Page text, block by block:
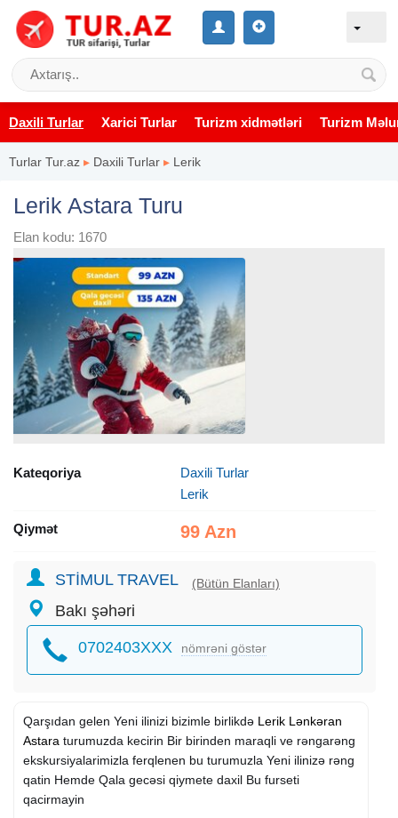
Daxili Turlar Xarici Turlar Turizm xidmətləri Turizm
Turlar Tur.az ▸ Daxili Turlar ▸ Lerik
Lerik Astara Turu
Elan kodu: 1670
Kateqoriya
Daxili Turlar
Lerik
Qiymət 99 Azn
STİMUL TRAVEL (Bütün Elanları)
Bakı şəhəri
0702403XXX nömrəni göstər
Qarşıdan gelen Yeni ilinizi bizimle birlikdə Lerik Lənkəran
Astara turumuzda kecirin Bir birinden maraqli ve rəngarəng
ekskursiyalarimizla ferqlenen bu turumuzla Yeni ilinizə rəng
qatin Hemde Qala gecəsi qiymete daxil Bu furseti
qacirmayin